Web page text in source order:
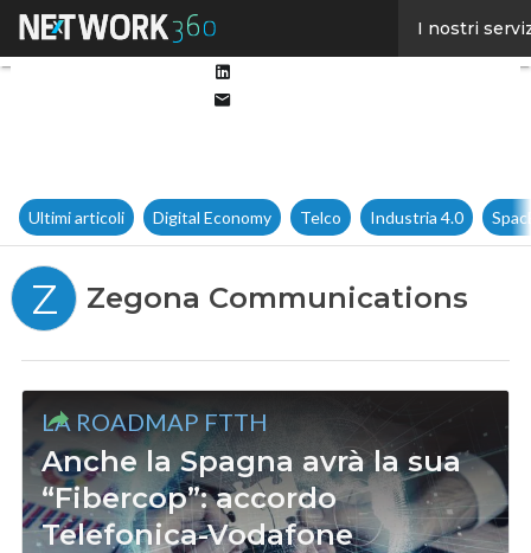
I nostri
Ultimi articoli Digital Economy Telco Industria 4.0
Z Zegona Communications
LA ROADMAP FTTH
Anche la Spagna avrà la sua
“Fibercop”: accordo
Telefonica-Vodafone